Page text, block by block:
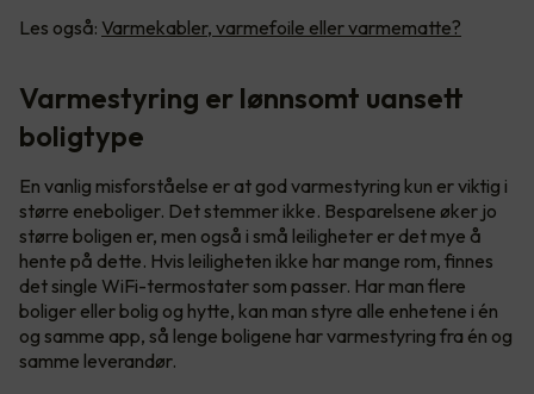
Les også: Varmekabler, varmefoile eller varmematte?
Varmestyring er lønnsomt uansett
boligtype
En vanlig misforståelse er at god varmestyring kun er viktig i
større eneboliger. Det stemmer ikke. Besparelsene øker jo
større boligen er, men også i små leiligheter er det mye å
hente på dette. Hvis leiligheten ikke har mange rom, finnes
det single WiFi-termostater som passer. Har man flere
boliger eller bolig og hytte, kan man styre alle enhetene i én
og samme app, så lenge boligene har varmestyring fra én og
samme leverandør.